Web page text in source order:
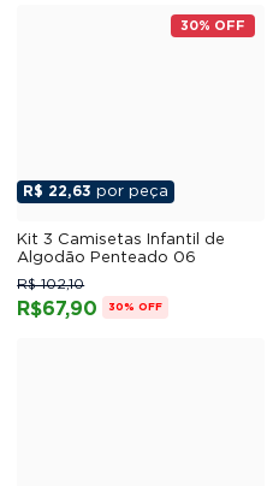
30% OFF
R$ 22,63 por peça
Kit 3 Camisetas Infantil de
Algodão Penteado 06
R$67,90
R$ 102,10
30% OFF